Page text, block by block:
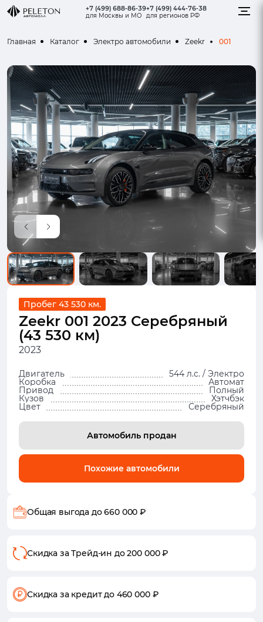
+7 (499) 688-86-39
для Москвы и МО
+7 (499) 444-76-38
для регионов РФ
Главная Каталог Электро автомобили Zeekr 001
Пробег 43 530 км.
Zeekr 001 2023 Серебряный
(43 530 км)
2023
Двигатель 544 л.с. / Электро
Коробка Автомат
Привод Полный
Кузов Хэтчбэк
Цвет Серебряный
Автомобиль продан
Похожие автомобили
Общая выгода до 660 000 ₽
Скидка за Трейд-ин до 200 000 ₽
Скидка за кредитдо 460 000 ₽